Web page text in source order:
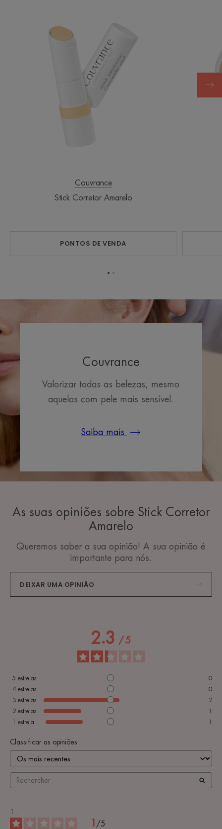
Couvrance
Stick Corretor Amarelo
PONTOS DE VENDA
o
item
o
Couvrance
Valorizar todas as belezas, mesmo
aquelas com pele mais sensível.
Saiba mais
As suas opiniões sobre Stick Corretor
Amarelo
Queremos saber a sua opinião! A sua opinião é
importante para nós.
DEIXAR UMA OPINIÃO
2.3 / 5
5 estrelas
0
4 estrelas
0
3 estrelas
2
2 estrelas
estrela
Classificar as opiniões
1 /5